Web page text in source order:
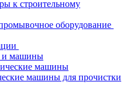
к строительному
оборудование
и машины
машины
машины для прочистки